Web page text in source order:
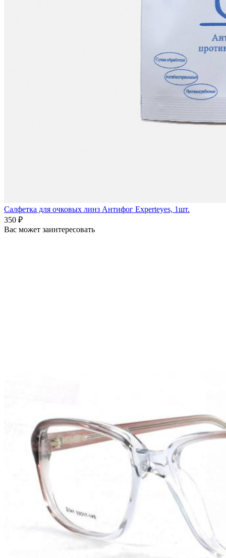
Салфетка для очковых линз Антифог Experteyes, 1шт.
350 ₽
Вас может заинтересовать